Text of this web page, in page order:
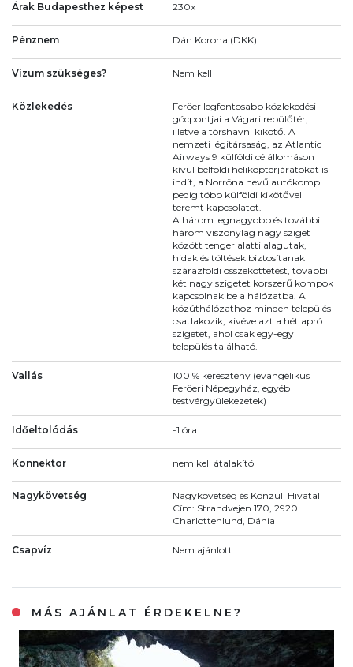
Árak Budapesthez képest 230x
Pénznem Dán Korona (DKK)
Vízum szükséges? Nem kell
Közlekedés
Feröer legfontosabb közlekedési
gócpontjai a Vágari repülőtér,
illetve a tórshavni kikötő. A
nemzeti légitársaság, az Atlantic
Airways 9 külföldi célállomáson
kívül belföldi helikopterjáratokat is
indít, a Norröna nevű autókomp
pedig több külföldi kikötővel
teremt kapcsolatot.
A három legnagyobb és további
három viszonylag nagy sziget
között tenger alatti alagutak,
hidak és töltések biztosítanak
szárazföldi összeköttetést, további
két nagy szigetet korszerű kompok
kapcsolnak be a hálózatba. A
közúthálózathoz minden település
csatlakozik, kivéve azt a hét apró
szigetet, ahol csak egy-egy
település található.
Vallás
100 % keresztény (evangélikus
Feröeri Népegyház, egyéb
testvérgyülekezetek)
Időeltolódás -1 óra
Konnektor nem kell átalakító
Nagykövetség
Nagykövetség és Konzuli Hivatal
Cím: Strandvejen 170, 2920
Charlottenlund, Dánia
Csapvíz Nem ajánlott
MÁS AJÁNLAT ÉRDEKELNE?